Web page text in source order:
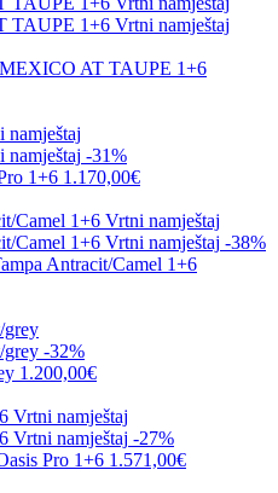
AT TAUPE 1+6
-31%
1+6 1.170,00€
-38%
Antracit/Camel 1+6
-32%
1.200,00€
-27%
Pro 1+6 1.571,00€